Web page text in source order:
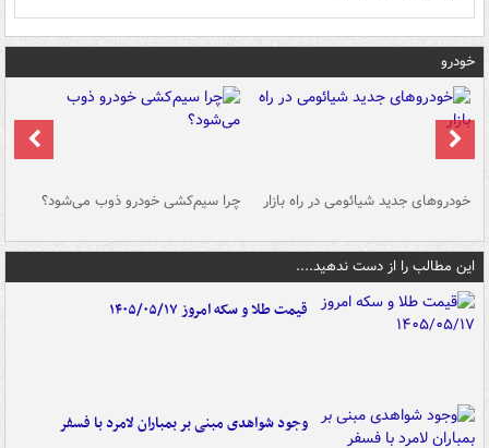
خودرو
خودروهای جدید شیائومی در راه بازار چرا سیم‌کشی خودرو ذوب می‌شود؟
این مطالب را از دست ندهید....
قیمت طلا و سکه امروز ۱۴۰۵/۰۵/۱۷
وجود شواهدی مبنی بر بمباران لامرد با فسفر